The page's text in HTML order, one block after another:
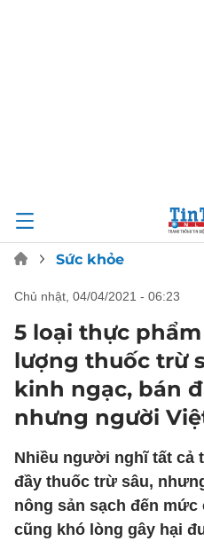
Sức khỏe
chủ nhật, 04/04/2021 - 06:23
5 loại thực
lượng thuốc trừ
kinh ngạc, bán
nhưng người
Nhiều người nghĩ tất cả
đầy thuốc trừ sâu,
nông sản sạch đến
cũng khó lòng gây hại